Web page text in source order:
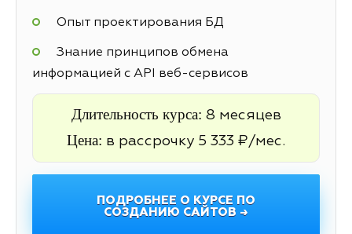
Опыт проектирования БД
Знание принципов обмена
информацией с API веб-сервисов
Длительность курса: 8 месяцев
Цена: в рассрочку 5 333 ₽/мес.
ПОДРОБНЕЕ О КУРСЕ ПО
СОЗДАНИЮ САЙТОВ →